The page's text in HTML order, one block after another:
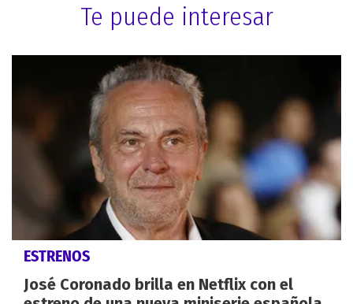
Te puede interesar
ESTRENOS
José Coronado brilla en Netflix con el